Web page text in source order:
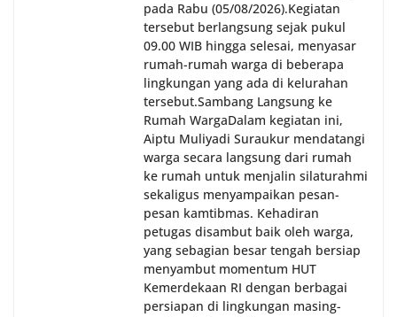
pada Rabu (05/08/2026).‎‎Kegiatan
tersebut berlangsung sejak pukul
09.00 WIB hingga selesai, menyasar
rumah-rumah warga di beberapa
lingkungan yang ada di kelurahan
tersebut.‎Sambang Langsung ke
Rumah Warga‎Dalam kegiatan ini,
Aiptu Muliyadi Suraukur mendatangi
warga secara langsung dari rumah
ke rumah untuk menjalin silaturahmi
sekaligus menyampaikan pesan-
pesan kamtibmas. Kehadiran
petugas disambut baik oleh warga,
yang sebagian besar tengah bersiap
menyambut momentum HUT
Kemerdekaan RI dengan berbagai
persiapan di lingkungan masing-